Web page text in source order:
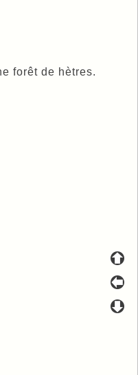
forêt de hètres.